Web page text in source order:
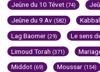
Jeûne du 10 Tévet (74)
Jeûne du 9 Av (582)
Lag Baomer (29) Le sens
Limoud Torah (371)
Middot (69) Moussar (154)